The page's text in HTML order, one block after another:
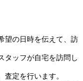
望の日時を伝えて、訪
タッフが自宅を訪問し
査定を行います。